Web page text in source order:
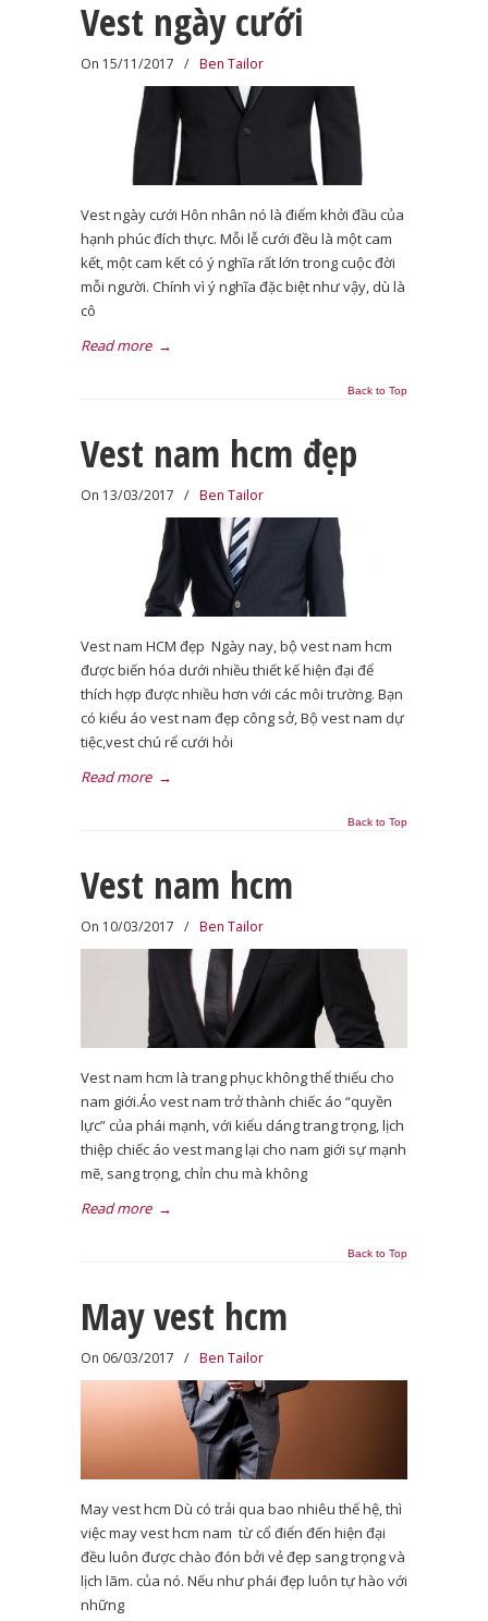
Vest ngày cưới
On 15/11/2017 / Ben Tailor
Vest ngày cưới Hôn nhân nó là điểm khởi đầu của
hạnh phúc đích thực. Mỗi lễ cưới đều là một cam
kết, một cam kết có ý nghĩa rất lớn trong cuộc đời
mỗi người. Chính vì ý nghĩa đặc biệt như vậy, dù là
cô
Read more →
Back to Top
Vest nam hcm đẹp
On 13/03/2017 / Ben Tailor
Vest nam HCM đẹp Ngày nay, bộ vest nam hcm
được biến hóa dưới nhiều thiết kế hiện đại để
thích hợp được nhiều hơn với các môi trường. Bạn
có kiểu áo vest nam đẹp công sở, Bộ vest nam dự
tiệc,vest chú rể cưới hỏi
Read more →
Back to Top
Vest nam hcm
On 10/03/2017 / Ben Tailor
Vest nam hcm là trang phục không thể thiếu cho
nam giới.Áo vest nam trở thành chiếc áo “quyền
lực” của phái mạnh, với kiểu dáng trang trọng, lịch
thiệp chiếc áo vest mang lại cho nam giới sự mạnh
mẽ, sang trọng, chỉn chu mà không
Read more →
Back to Top
May vest hcm
On 06/03/2017 / Ben Tailor
May vest hcm Dù có trải qua bao nhiêu thế hệ, thì
việc may vest hcm nam từ cổ điển đến hiện đại
đều luôn được chào đón bởi vẻ đẹp sang trọng và
lịch lãm. của nó. Nếu như phái đẹp luôn tự hào với
những